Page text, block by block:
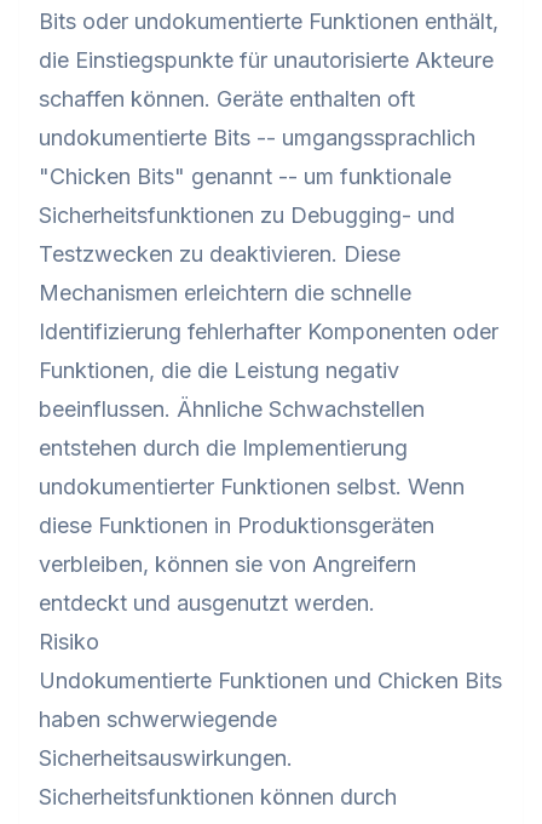
Bits oder undokumentierte Funktionen enthält,
die Einstiegspunkte für unautorisierte Akteure
schaffen können. Geräte enthalten oft
undokumentierte Bits -- umgangssprachlich
"Chicken Bits" genannt -- um funktionale
Sicherheitsfunktionen zu Debugging- und
Testzwecken zu deaktivieren. Diese
Mechanismen erleichtern die schnelle
Identifizierung fehlerhafter Komponenten oder
Funktionen, die die Leistung negativ
beeinflussen. Ähnliche Schwachstellen
entstehen durch die Implementierung
undokumentierter Funktionen selbst. Wenn
diese Funktionen in Produktionsgeräten
verbleiben, können sie von Angreifern
entdeckt und ausgenutzt werden.
Risiko
Undokumentierte Funktionen und Chicken Bits
haben schwerwiegende
Sicherheitsauswirkungen.
Sicherheitsfunktionen können durch